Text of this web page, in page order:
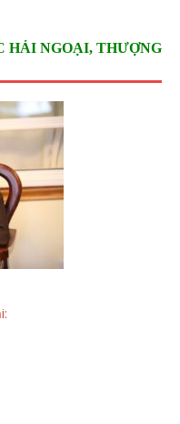
HẢI NGOẠI, THƯỢNG